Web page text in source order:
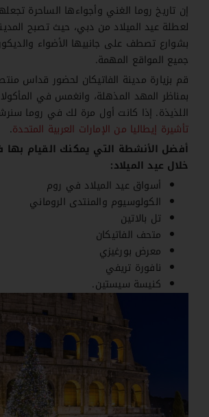
إن تاريخ روما الغني وأجواءها الساحرة
لعطلة عيد الميلاد من دبي، حيث تصبح
بشوارع تصطف على جانبيها الأضواء
جميع المواقع المهمة.
قم بزيارة مدينة الفاتيكان لحضور قداس
بمناظر المهد المذهلة، وانغمس في
اللذيذة. إذا كانت أول مرة لك في روما
تأشيرة إيطاليا من الإمارات العربية المتحدة.
أفضل الأنشطة التي يمكنك القيام بها
خلال عيد الميلاد:
أسواق عيد الميلاد في روم
الكولوسيوم والمنتدى الروماني
تل بالاتين
متحف الفاتيكان
معرض بورغيزي
نافورة تريفي
كنيسة سيستين.